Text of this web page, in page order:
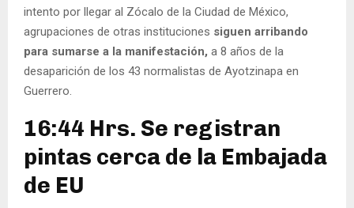
intento por llegar al Zócalo de la Ciudad de México,
agrupaciones de otras instituciones siguen arribando
para sumarse a la manifestación, a 8 años de la
desaparición de los 43 normalistas de Ayotzinapa en
Guerrero.
16:44 Hrs. Se registran
pintas cerca de la Embajada
de EU